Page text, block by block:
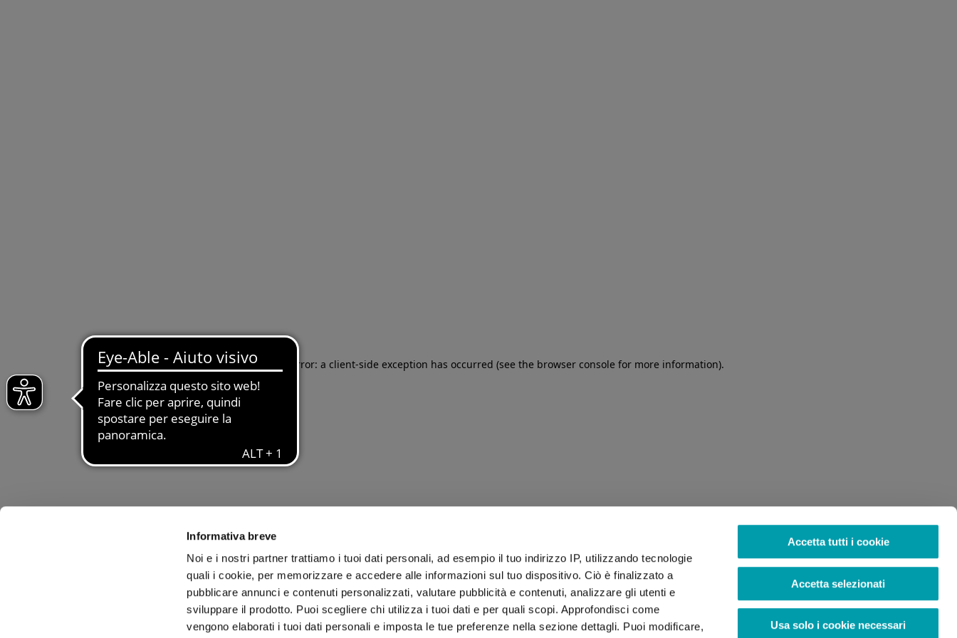
Informativa breve
Noi e i nostri partner trattiamo i tuoi dati personali, ad esempio il tuo indirizzo IP, utilizzando tecnologie
quali i cookie, per memorizzare e accedere alle informazioni sul tuo dispositivo. Ciò è finalizzato a
pubblicare annunci e contenuti personalizzati, valutare pubblicità e contenuti, analizzare gli utenti e
sviluppare il prodotto. Puoi scegliere chi utilizza i tuoi dati e per quali scopi. Approfondisci come
vengono elaborati i tuoi dati personali e imposta le tue preferenze nella sezione dettagli. Puoi modificare,
Accetta tutti i cookie
Accetta selezionati
Usa solo i cookie necessari
Application error: a client-side exception has occurred (see the browser console for more information).